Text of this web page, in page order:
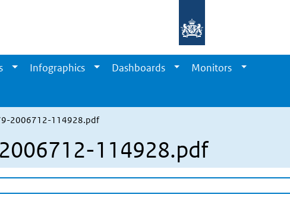
Infographics Dashboards
Monitors
2006712-114928.pdf
114928.pdf